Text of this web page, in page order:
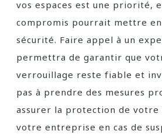
vos espaces est une priorité,
compromis pourrait mettre
sécurité. Faire appel à un
permettra de garantir que
verrouillage reste fiable et
pas à prendre des mesures
assurer la protection de votre
votre entreprise en cas de